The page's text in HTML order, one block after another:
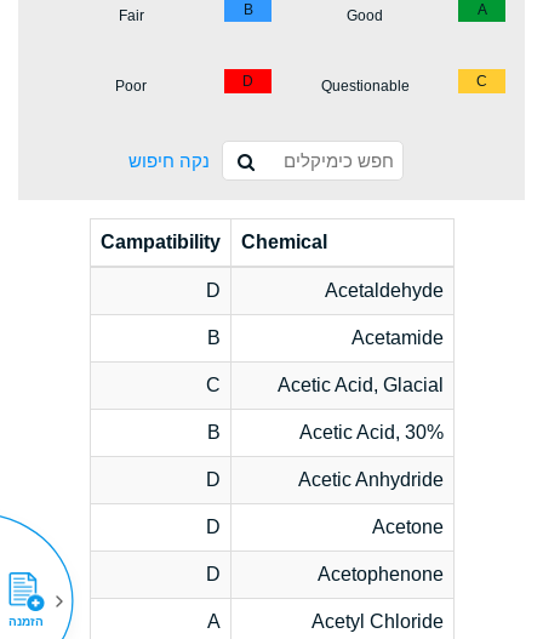
A
Good
B
Fair
C
Questionable
D
Poor
נקה חיפוש
Chemical
Campatibility
Acetaldehyde
D
Acetamide
B
Acetic Acid, Glacial
C
Acetic Acid, 30%
B
Acetic Anhydride
D
Acetone
D
Acetophenone
D
Acetyl Chloride
A הזמנה